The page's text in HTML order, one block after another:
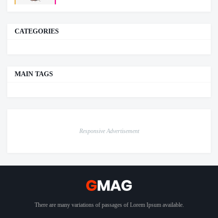
CATEGORIES
MAIN TAGS
Responsive Advertisement
There are many variations of passages of Lorem Ipsum available.